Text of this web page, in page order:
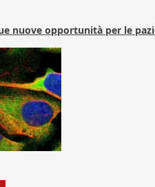
nuove opportunità per le